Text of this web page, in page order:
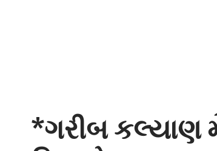
*ગરીબ કલ્યાણ